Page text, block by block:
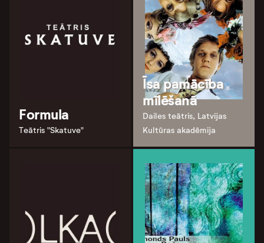
Formula
Teātris "Skatuve"
Īsa pamācība
mīlēšanā
Dailes teātris, Latvijas
Kultūras akadēmija